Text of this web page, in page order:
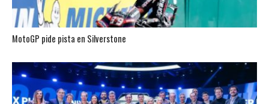
MotoGP pide pista en Silverstone